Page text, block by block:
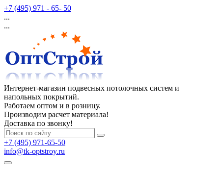
+7 (495) 971 - 65- 50
...
...
Интернет-магазин подвесных потолочных систем и
напольных покрытий.
Работаем оптом и в розницу.
Производим расчет материала!
Доставка по звонку!
+7 (495) 971-65-50
info@tk-optstroy.ru